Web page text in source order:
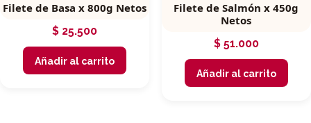
Filete de Basa x 800g Netos
$ 25.500
Añadir al carrito
Filete de Salmón x 450g
Netos
$51.000
Añadir al carrito